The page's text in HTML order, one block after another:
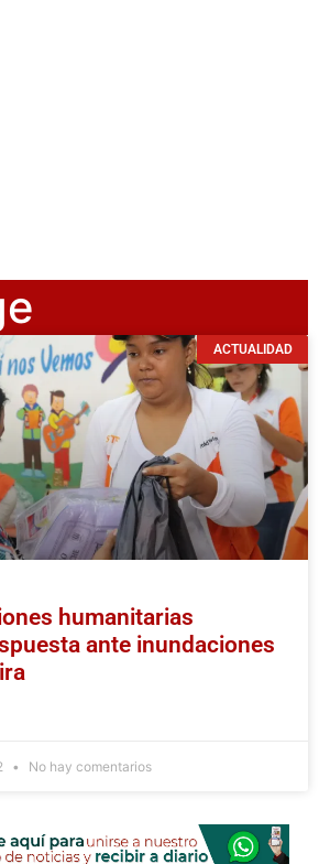
ACTUALIDAD
humanitarias
ante inundaciones
No hay comentarios